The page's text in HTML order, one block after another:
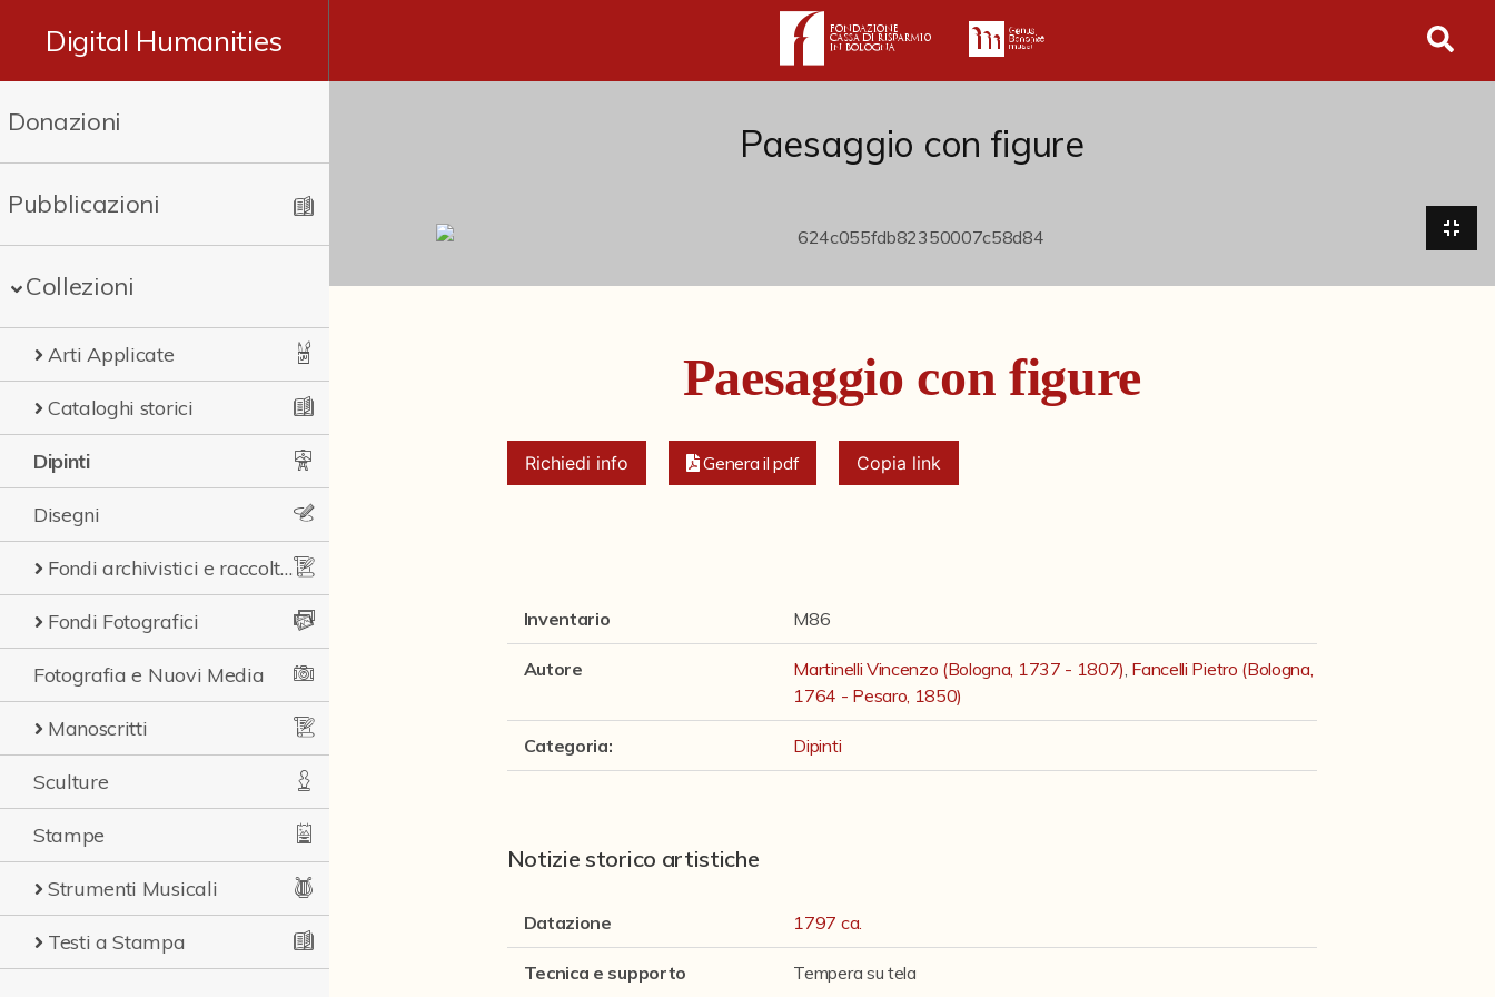
Digital Humanities
Donazioni
Pubblicazioni
Collezioni
Arti Applicate
Cataloghi storici
Dipinti
Disegni
Fondi archivistici e raccolte documentarie
Fondi Fotografici
Fotografia e Nuovi Media
Manoscritti
Sculture
Stampe
Strumenti Musicali
Testi a Stampa
Paesaggio con figure
Paesaggio con figure
Richiedi info Genera il pdf Copia link
Inventario M86
Autore Martinelli Vincenzo (Bologna, 1737 - 1807), Fancelli Pietro (Bologna,
1764 - Pesaro, 1850)
Categoria: Dipinti
Notizie storico artistiche
Datazione 1797 ca.
Tecnica e supporto Tempera su tela